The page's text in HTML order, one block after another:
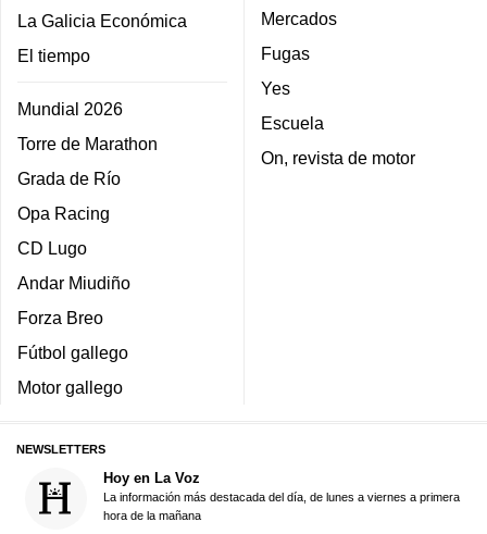
La Galicia Económica
El tiempo
Mundial 2026
Torre de Marathon
Grada de Río
Opa Racing
CD Lugo
Andar Miudiño
Forza Breo
Fútbol gallego
Motor gallego
Mercados
Fugas
Yes
Escuela
On, revista de motor
NEWSLETTERS
Hoy en La Voz
La información más destacada del día, de lunes a viernes a primera
hora de la mañana